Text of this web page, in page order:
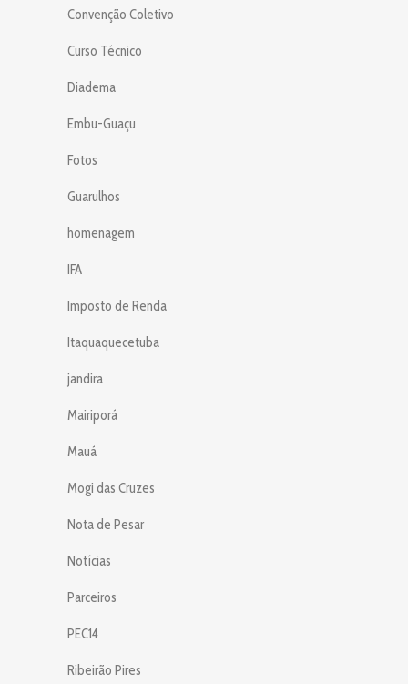
Convenção Coletivo
Curso Técnico
Diadema
Embu-Guaçu
Fotos
Guarulhos
homenagem
IFA
Imposto de Renda
Itaquaquecetuba
jandira
Mairiporá
Mauá
Mogi das Cruzes
Nota de Pesar
Notícias
Parceiros
PEC14
Ribeirão Pires